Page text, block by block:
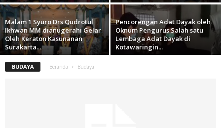
Malam 1 Syuro Drs Qudrotul
Ikhwan MM dianugerahi Gelar
Oleh Keraton Kasunanan
Surakarta...
Pencorengan Adat Dayak oleh
Oknum Pengurus Salah satu
Lembaga Adat Dayak di
Kotawaringin...
BUDAYA Beranda Budaya